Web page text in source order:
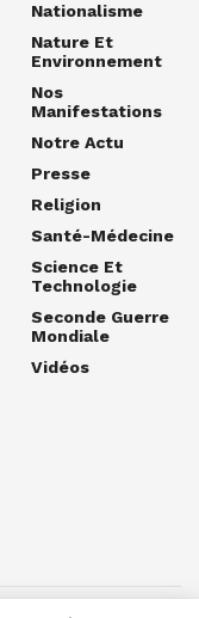
Nationalisme
Nature Et
Environnement
Nos
Manifestations
Notre Actu
Presse
Religion
Santé-Médecine
Science Et
Technologie
Seconde Guerre
Mondiale
Vidéos